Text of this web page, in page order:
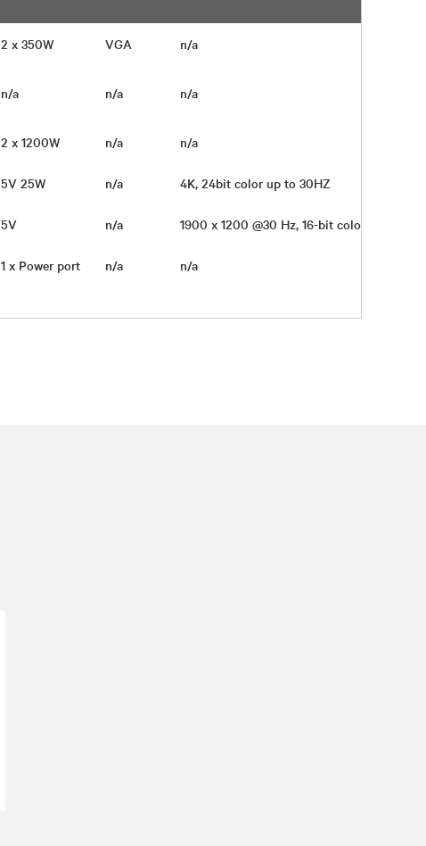
2 x 350W VGA n/a
n/a n/a n/a
2 x 1200W n/a
n/a
5V 25W n/a
4K, 24bit color up to 30HZ
5V n/a 1900 x 1200 @30 Hz, 16-bit color
1 x Power port n/a n/a